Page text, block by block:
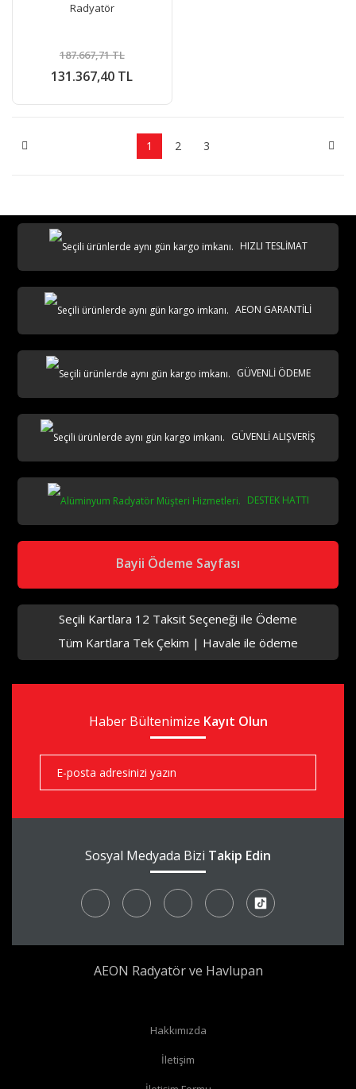
Radyatör
131.367,40 TL
187.667,71 TL
1 2 3
HIZLI TESLİMAT
AEON GARANTİLİ
GÜVENLİ ÖDEME
GÜVENLİ ALIŞVERİŞ
DESTEK HATTI
Bayii Ödeme Sayfası
Seçili Kartlara 12 Taksit Seçeneği ile Ödeme
Tüm Kartlara Tek Çekim | Havale ile ödeme
Haber Bültenimize Kayıt Olun
Sosyal Medyada Bizi Takip Edin
AEON Radyatör ve Havlupan
Hakkımızda
İletişim